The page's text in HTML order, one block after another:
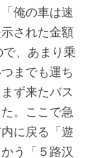
俺の車は速
された金額
、あまり乗
までも運ち
ず来たバス
。ここで急
に戻る「遊
う「 ５路汉